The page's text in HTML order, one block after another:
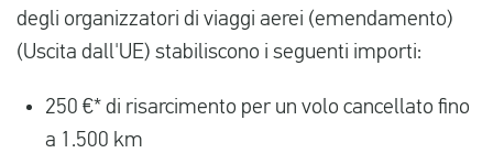
degli organizzatori di viaggi aerei (emendamento)
(Uscita dall'UE) stabiliscono i seguenti importi:
250 €* di risarcimento per un volo cancellato fino
a 1.500 km